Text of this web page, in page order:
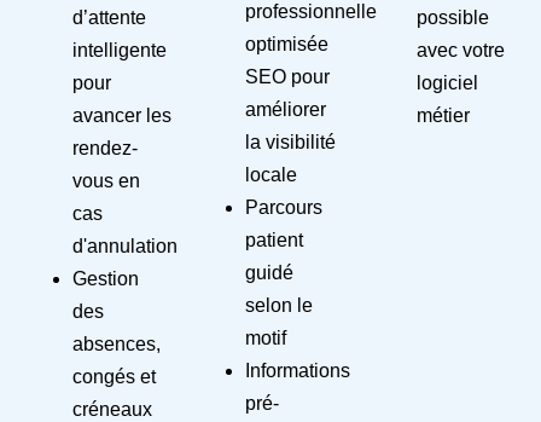
d’attente
intelligente
pour
avancer les
rendez-
vous en
cas
d'annulation
Gestion
des
absences,
congés et
créneaux
professionnelle
optimisée
SEO pour
améliorer
la visibilité
locale
Parcours
patient
guidé
selon le
motif
Informations
pré-
possible
avec votre
logiciel
métier